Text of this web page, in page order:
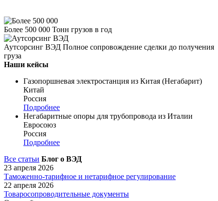
Более 500 000 Тонн грузов в год
Аутсорсинг ВЭД Полное сопровождение сделки до получения
груза
Наши кейсы
Газопоршневая электростанция из Китая (Негабарит)
Китай
Россия
Подробнее
Негабаритные опоры для трубопровода из Италии
Евросоюз
Россия
Подробнее
Все статьи Блог о ВЭД
23 апреля 2026
Таможенно-тарифное и нетарифное регулирование
22 апреля 2026
Товаросопроводительные документы